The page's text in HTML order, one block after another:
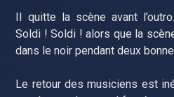
Il quitte la scène avant
Soldi ! Soldi ! alors que la
dans le noir pendant deux
Le retour des musiciens est